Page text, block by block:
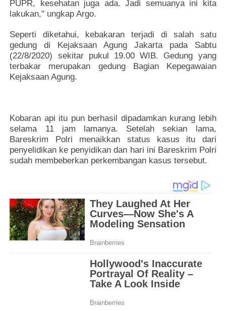
PUPR, kesehatan juga ada. Jadi semuanya ini kita
lakukan," ungkap Argo.
Seperti diketahui, kebakaran terjadi di salah satu
gedung di Kejaksaan Agung Jakarta pada Sabtu
(22/8/2020) sekitar pukul 19.00 WIB. Gedung yang
terbakar merupakan gedung Bagian Kepegawaian
Kejaksaan Agung.
Kobaran api itu pun berhasil dipadamkan kurang lebih
selama 11 jam lamanya. Setelah sekian lama,
Bareskrim Polri menaikkan status kasus itu dari
penyelidikan ke penyidikan dan hari ini Bareskrim Polri
sudah membeberkan perkembangan kasus tersebut.